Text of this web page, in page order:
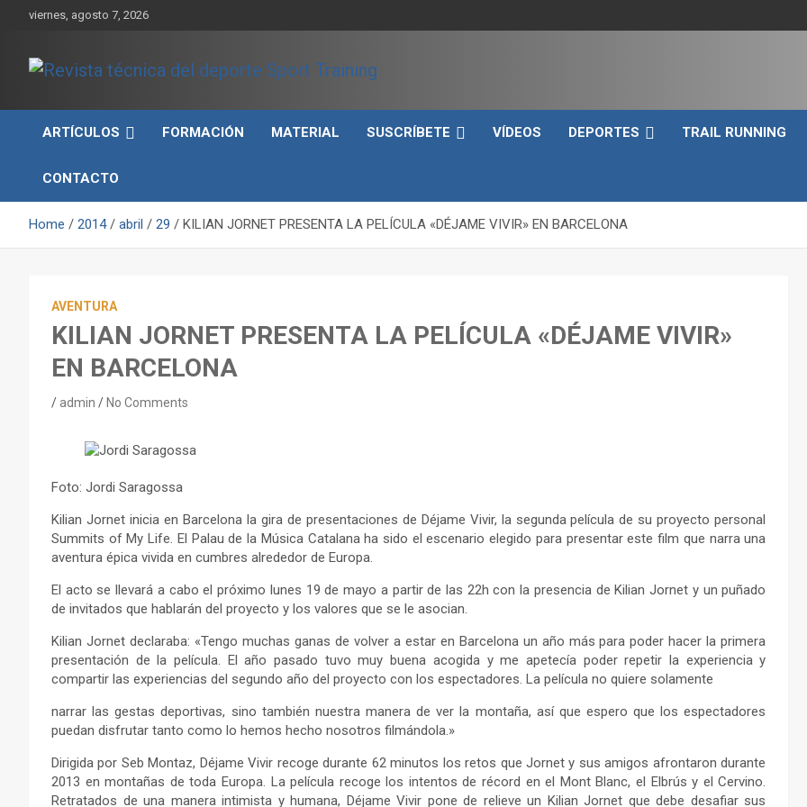
viernes, agosto 7, 2026
Revista técnica del
deporte Sport Training
rendimiento, nutrición y entrenamiento.
ARTÍCULOS
FORMACIÓN MATERIAL SUSCRÍBETE VÍDEOS DEPORTES TRAIL RUNNING
CONTACTO
Home 2014 abril 29 KILIAN JORNET PRESENTA LA PELÍCULA «DÉJAME VIVIR» EN BARCELONA
AVENTURA
KILIAN JORNET PRESENTA LA PELÍCULA «DÉJAME VIVIR»
EN BARCELONA
admin No Comments
Foto: Jordi Saragossa
Kilian Jornet inicia en Barcelona la gira de presentaciones de Déjame Vivir, la segunda película de su proyecto personal
Summits of My Life. El Palau de la Música Catalana ha sido el escenario elegido para presentar este film que narra una
aventura épica vivida en cumbres alrededor de Europa.
El acto se llevará a cabo el próximo lunes 19 de mayo a partir de las 22h con la presencia de Kilian Jornet y un puñado
de invitados que hablarán del proyecto y los valores que se le asocian.
Kilian Jornet declaraba: «Tengo muchas ganas de volver a estar en Barcelona un año más para poder hacer la primera
presentación de la película. El año pasado tuvo muy buena acogida y me apetecía poder repetir la experiencia y
compartir las experiencias del segundo año del proyecto con los espectadores. La película no quiere solamente
narrar las gestas deportivas, sino también nuestra manera de ver la montaña, así que espero que los espectadores
puedan disfrutar tanto como lo hemos hecho nosotros filmándola.»
Dirigida por Seb Montaz, Déjame Vivir recoge durante 62 minutos los retos que Jornet y sus amigos afrontaron durante
2013 en montañas de toda Europa. La película recoge los intentos de récord en el Mont Blanc, el Elbrús y el Cervino.
Retratados de una manera intimista y humana, Déjame Vivir pone de relieve un Kilian Jornet que debe desafiar sus